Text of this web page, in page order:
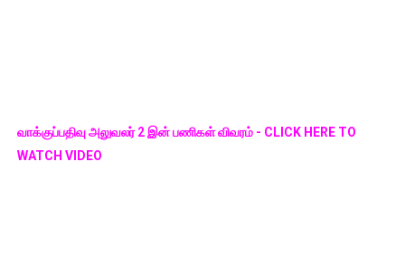
வாக்குப்பதிவு அலுவலர் 2 இன் பணிகள் விவரம் - CLICK HERE TO
WATCH VIDEO